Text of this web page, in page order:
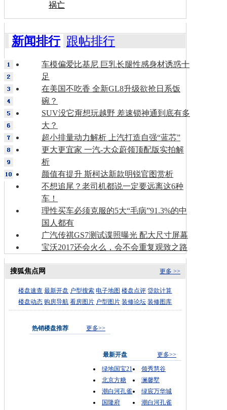
祸亡
新闻排行 跟帖排行
车模偏爱比基尼 巨乳长腿性感身材诱惑十
足
在美国不吃香 全新GL8升级欲抢日系饭
碗？
SUV没它甭想玩越野 差速锁神通到底有多
大？
超小排量动力解析 上汽打造自强“蓝芯”
更大更宜家 一汽-大众蔚领顶配版实拍解
析
颜值有提升 斯柯达新款明锐官图赏析
不想追尾？老司机都说一定要远离这6种
车！
理性买车必须克服的5大“毛病”91.3%的中
国人都有
广汽传祺GS7测试谍照曝光 配大尺寸屏幕
宝沃2017还会火么，会不会重复观致之路
更多 >>
搜狐焦点网
楼盘速查 最新开盘 户型搜索 电子地图 楼盘点评 贷款计算
楼盘动态 购房导航 看房图片 户型图片 装修论坛 装修图库
热销楼盘推荐 更多>>
最新开盘
更多>>
绿地国宝21
领秀慧谷
北京方糖
澜馨墅
潮白河孔雀
绿宸万华城
国隆府
潮白河孔雀